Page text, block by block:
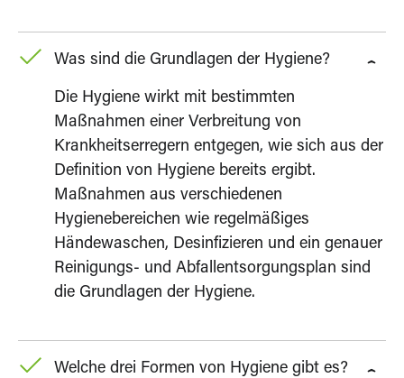
Was sind die Grundlagen der Hygiene?
Die Hygiene wirkt mit bestimmten
Maßnahmen einer Verbreitung von
Krankheitserregern entgegen, wie sich aus der
Definition von Hygiene bereits ergibt.
Maßnahmen aus verschiedenen
Hygienebereichen wie regelmäßiges
Händewaschen, Desinfizieren und ein genauer
Reinigungs- und Abfallentsorgungsplan sind
die Grundlagen der Hygiene.
Welche drei Formen von Hygiene gibt es?